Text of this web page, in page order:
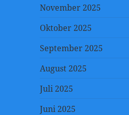
November 2025
Oktober 2025
September 2025
August 2025
Juli 2025
Juni 2025